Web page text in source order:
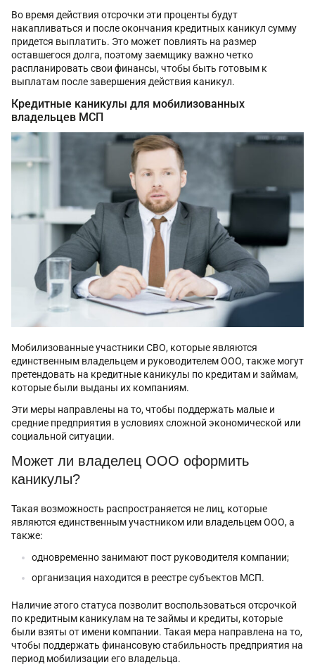
Во время действия отсрочки эти проценты будут
накапливаться и после окончания кредитных каникул сумму
придется выплатить. Это может повлиять на размер
оставшегося долга, поэтому заемщику важно четко
распланировать свои финансы, чтобы быть готовым к
выплатам после завершения действия каникул.
Кредитные каникулы для мобилизованных
владельцев МСП
Мобилизованные участники СВО, которые являются
единственным владельцем и руководителем ООО, также могут
претендовать на кредитные каникулы по кредитам и займам,
которые были выданы их компаниям.
Эти меры направлены на то, чтобы поддержать малые и
средние предприятия в условиях сложной экономической или
социальной ситуации.
Может ли владелец ООО оформить
каникулы?
Такая возможность распространяется не лиц, которые
являются единственным участником или владельцем ООО, а
также:
одновременно занимают пост руководителя компании;
организация находится в реестре субъектов МСП.
Наличие этого статуса позволит воспользоваться отсрочкой
по кредитным каникулам на те займы и кредиты, которые
были взяты от имени компании. Такая мера направлена на то,
чтобы поддержать финансовую стабильность предприятия на
период мобилизации его владельца.